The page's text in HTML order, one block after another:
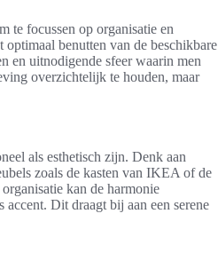
te focussen op organisatie en
benutten van de beschikbare
en uitnodigende sfeer waarin men
overzichtelijk te houden, maar
als esthetisch zijn. Denk aan
zoals de kasten van IKEA of de
kan de harmonie
Dit draagt bij aan een serene